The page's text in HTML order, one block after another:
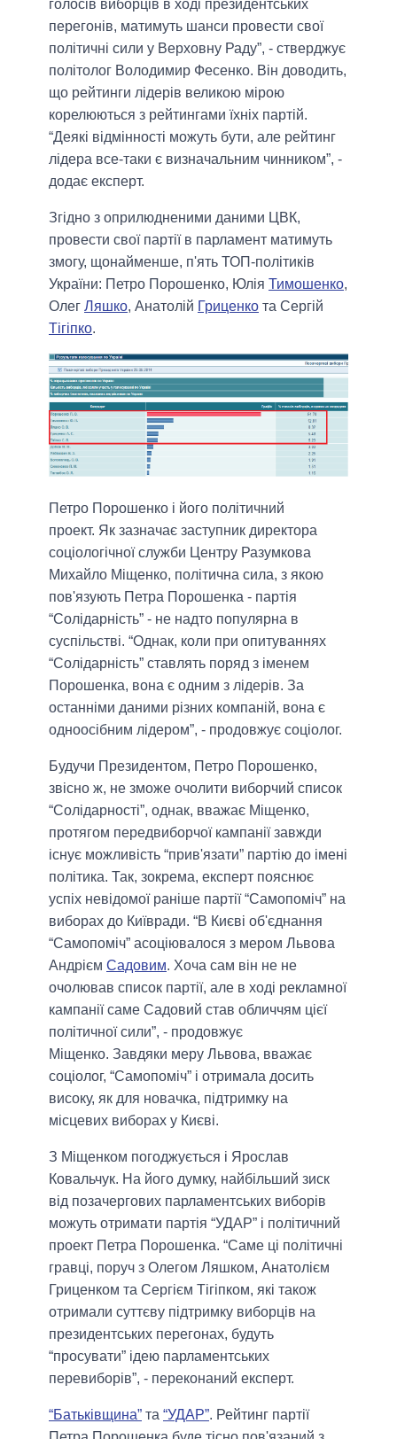
голосів виборців в ході президентських
перегонів, матимуть шанси провести свої
політичні сили у Верховну Раду”, - стверджує
політолог Володимир Фесенко. Він доводить,
що рейтинги лідерів великою мірою
корелюються з рейтингами їхніх партій.
“Деякі відмінності можуть бути, але рейтинг
лідера все-таки є визначальним чинником”, -
додає експерт.
Згідно з оприлюдненими даними ЦВК,
провести свої партії в парламент матимуть
змогу, щонайменше, п'ять ТОП-політиків
України: Петро Порошенко, Юлія Тимошенко,
Олег Ляшко, Анатолій Гриценко та Сергій
Тігіпко.
Петро Порошенко і його політичний
проект. Як зазначає заступник директора
соціологічної служби Центру Разумкова
Михайло Міщенко, політична сила, з якою
пов'язують Петра Порошенка - партія
“Солідарність” - не надто популярна в
суспільстві. “Однак, коли при опитуваннях
“Солідарність” ставлять поряд з іменем
Порошенка, вона є одним з лідерів. За
останніми даними різних компаній, вона є
одноосібним лідером”, - продовжує соціолог.
Будучи Президентом, Петро Порошенко,
звісно ж, не зможе очолити виборчий список
“Солідарності”, однак, вважає Міщенко,
протягом передвиборчої кампанії завжди
існує можливість “прив'язати” партію до імені
політика. Так, зокрема, експерт пояснює
успіх невідомої раніше партії “Самопоміч” на
виборах до Київради. “В Києві об'єднання
“Самопоміч” асоціювалося з мером Львова
Андрієм Садовим. Хоча сам він не не
очолював список партії, але в ході рекламної
кампанії саме Садовий став обличчям цієї
політичної сили”, - продовжує
Міщенко. Завдяки меру Львова, вважає
соціолог, “Самопоміч” і отримала досить
високу, як для новачка, підтримку на
місцевих виборах у Києві.
З Міщенком погоджується і Ярослав
Ковальчук. На його думку, найбільший зиск
від позачергових парламентських виборів
можуть отримати партія “УДАР” і політичний
проект Петра Порошенка. “Саме ці політичні
гравці, поруч з Олегом Ляшком, Анатолієм
Гриценком та Сергієм Тігіпком, які також
отримали суттєву підтримку виборців на
президентських перегонах, будуть
“просувати” ідею парламентських
перевиборів”, - переконаний експерт.
“Батьківщина” та “УДАР”. Рейтинг партії